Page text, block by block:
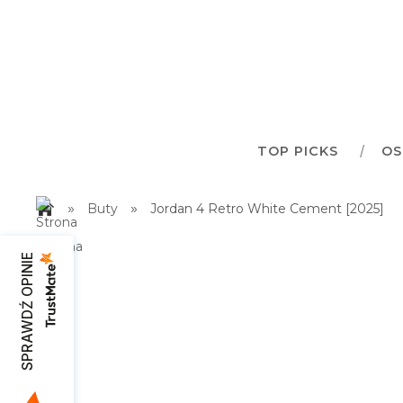
TOP PICKS
» Buty » Jordan 4 Retro White Cement [2025]
SPRAWDŹ OPINIE